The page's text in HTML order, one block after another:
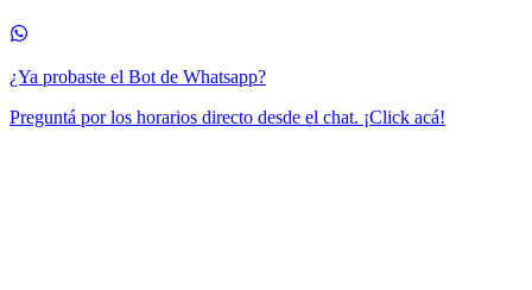
¿Ya probaste el Bot de Whatsapp?
Preguntá por los horarios directo desde el chat. ¡Click acá!